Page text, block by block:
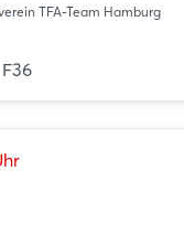
TFA-Team Hamburg